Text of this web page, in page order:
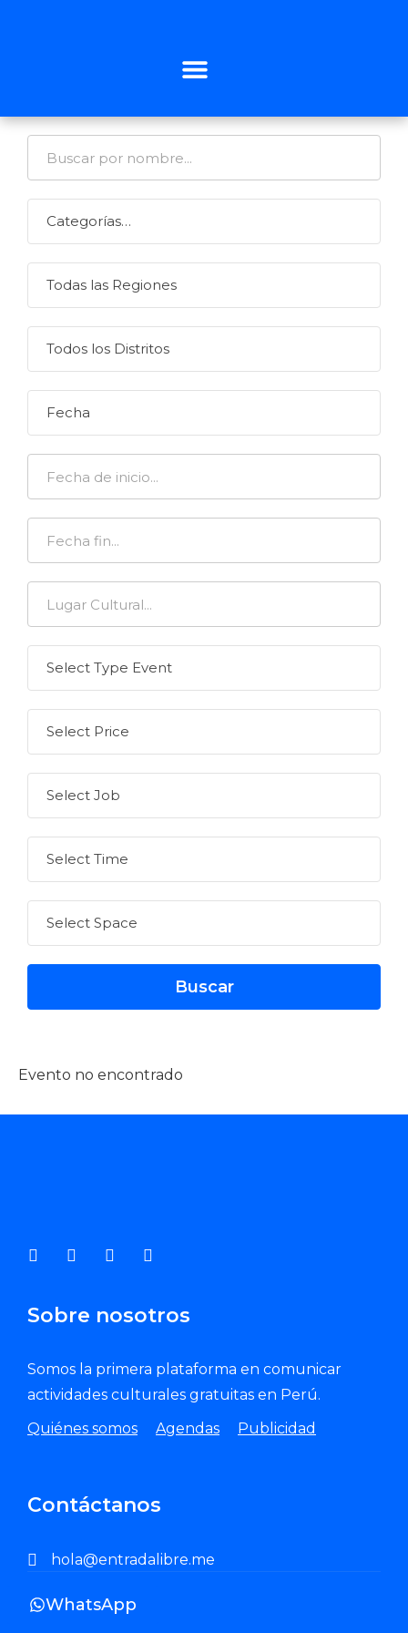
Evento no encontrado
Sobre nosotros
Somos la primera plataforma en comunicar
actividades culturales gratuitas en Perú.
Quiénes somos
Agendas Publicidad
Contáctanos
hola@entradalibre.me
WhatsApp